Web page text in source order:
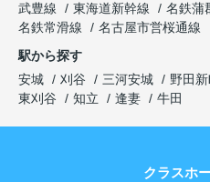
武豊線
東海道新幹線 名鉄蒲
名鉄常滑線
名古屋市営桜通線
駅から探す
安城
刈谷 三河安城 野田
東刈谷
知立 逢妻 牛田
クラスホ